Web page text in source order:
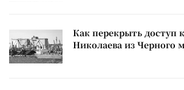
Как перекрыть доступ
Николаева из Черного